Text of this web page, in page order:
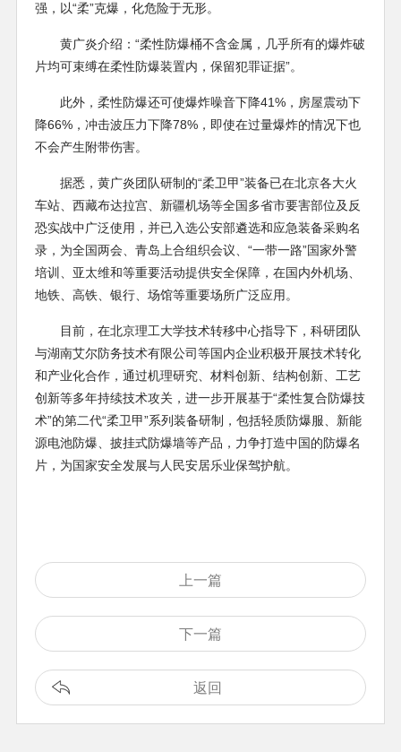
强，以“柔”克爆，化危险于无形。
黄广炎介绍：“柔性防爆桶不含金属，几乎所有的爆炸破
片均可束缚在柔性防爆装置内，保留犯罪证据”。
此外，柔性防爆还可使爆炸噪音下降41%，房屋震动下
降66%，冲击波压力下降78%，即使在过量爆炸的情况下也
不会产生附带伤害。
据悉，黄广炎团队研制的“柔卫甲”装备已在北京各大火
车站、西藏布达拉宫、新疆机场等全国多省市要害部位及反
恐实战中广泛使用，并已入选公安部遴选和应急装备采购名
录，为全国两会、青岛上合组织会议、“一带一路”国家外警
培训、亚太维和等重要活动提供安全保障，在国内外机场、
地铁、高铁、银行、场馆等重要场所广泛应用。
目前，在北京理工大学技术转移中心指导下，科研团队
与湖南艾尔防务技术有限公司等国内企业积极开展技术转化
和产业化合作，通过机理研究、材料创新、结构创新、工艺
创新等多年持续技术攻关，进一步开展基于“柔性复合防爆技
术”的第二代“柔卫甲”系列装备研制，包括轻质防爆服、新能
源电池防爆、披挂式防爆墙等产品，力争打造中国的防爆名
片，为国家安全发展与人民安居乐业保驾护航。
上一篇
下一篇
返回